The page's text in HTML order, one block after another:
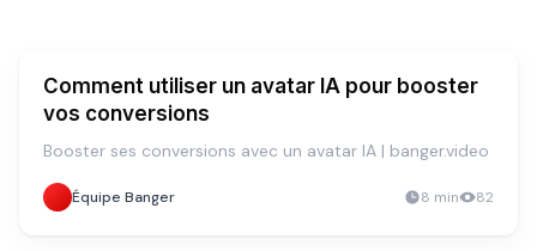
STRATÉGIE
Comment utiliser un avatar IA pour booster
vos conversions
Booster ses conversions avec un avatar IA | banger.video
Équipe Banger 8 min 82